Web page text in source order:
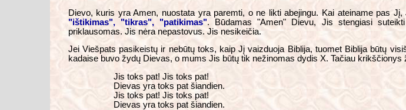
Dievo, kuris yra Amen, nuostata yra paremti, o ne likti abejingu. Kai ateiname pas
"ištikimas", "tikras", "patikimas". Būdamas "Amen" Dievu, Jis stengiasi
priklausomas. Jis nėra nepastovus. Jis nesikeičia.
Jei Viešpats pasikeistų ir nebūtų toks, kaip Jį vaizduoja Biblija, tuomet Biblija būtų
kadaise buvo žydų Dievas, o mums Jis būtų tik nežinomas dydis X. Tačiau
Jis toks pat! Jis toks pat!
Dievas yra toks pat šiandien.
Jis toks pat! Jis toks pat!
Dievas yra toks pat šiandien.